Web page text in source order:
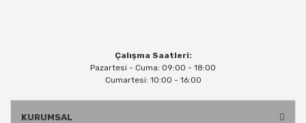
Çalışma Saatleri:
Pazartesi - Cuma: 09:00 - 18:00
Cumartesi: 10:00 - 16:00
KURUMSAL